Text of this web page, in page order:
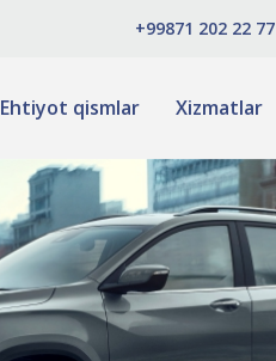
+99871 202 22 77
Ehtiyot qismlar Xizmatlar